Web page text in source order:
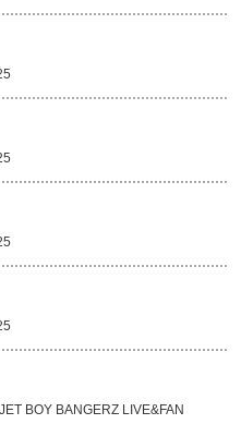
BOY BANGERZ LIVE&FAN